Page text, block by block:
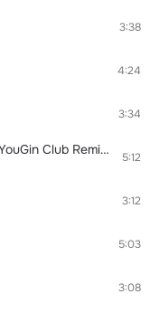
3:38
4:24
3:34
Такая любовь (Dj Matuya & Dj YouGin Club Remix 2009) 5:12
3:12
5:03
3:08